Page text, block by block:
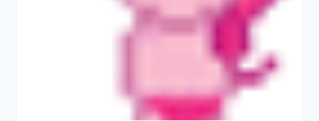
LEUCHTE
DAS
DIGITAL
LIFESTYLE